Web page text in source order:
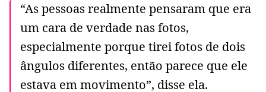
“As pessoas realmente pensaram que era
um cara de verdade nas fotos,
especialmente porque tirei fotos de dois
ângulos diferentes, então parece que ele
estava em movimento”, disse ela.